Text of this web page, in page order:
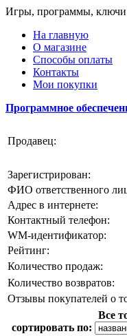
Игры, программы, ключи
На главную
О магазине
Способы оплаты
Контакты
Мои покупки
Программное
Продавец:
Зарегистрирован:
ФИО ответственного
Адрес в интернете:
Контактный телефон:
WM-идентификатор:
Рейтинг:
Количество продаж:
Количество возвратов:
Отзывы покупателей о
Все
сортировать по: